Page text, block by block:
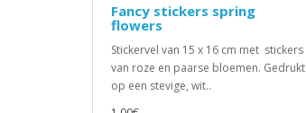
Fancy stickers spring
flowers
Stickervel van 15 x 16 cm met stickers
van roze en paarse bloemen. Gedrukt
op een stevige, wit..